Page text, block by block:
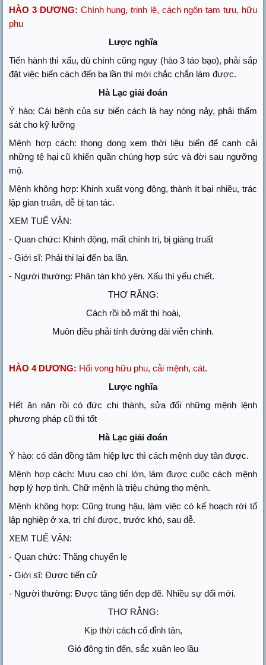
HÀO 3 DƯƠNG: Chính hung, trinh lệ, cách ngôn tam tựu, hữu
phu
Lược nghĩa
Tiến hành thì xấu, dù chính cũng nguy (hào 3 táo bạo), phải sắp
đặt việc biến cách đến ba lần thì mới chắc chắn làm được.
Hà Lạc giải đoán
Ý hào: Cái bệnh của sự biến cách là hay nóng nảy, phải thẩm
sát cho kỹ lưỡng
Mệnh hợp cách: thong dong xem thời liệu biến để canh cải
những tệ hại cũ khiến quần chúng hợp sức và đời sau ngưỡng
mộ.
Mệnh không hợp: Khinh xuất vọng động, thành ít bại nhiều, trác
lập gian truân, dễ bị tan tác.
XEM TUẾ VẬN:
- Quan chức: Khinh động, mất chính trị, bị giáng truất
- Giới sĩ: Phải thi lại đến ba lần.
- Người thường: Phân tán khó yên. Xấu thì yểu chiết.
THƠ RẰNG:
Cách rồi bỏ mất thì hoài,
Muôn điều phải tính đường dài viễn chinh.
HÀO 4 DƯƠNG: Hối vong hữu phu, cải mệnh, cát.
Lược nghĩa
Hết ăn năn rồi có đức chi thành, sửa đổi những mệnh lệnh
phương pháp cũ thì tốt
Hà Lạc giải đoán
Ý hào: có dân đồng tâm hiệp lực thì cách mệnh duy tân được.
Mệnh hợp cách: Mưu cao chí lớn, làm được cuộc cách mệnh
hợp lý hợp tình. Chữ mệnh là triệu chứng thọ mệnh.
Mệnh không hợp: Cũng trung hậu, làm việc có kế hoạch rời tổ
lập nghiệp ở xa, trì chí được, trước khó, sau dễ.
XEM TUẾ VẬN:
- Quan chức: Thăng chuyển lẹ
- Giới sĩ: Được tiến cử
- Người thường: Được tăng tiến đẹp đẽ. Nhiều sự đổi mới.
THƠ RẰNG:
Kịp thời cách cố đỉnh tân,
Gió đông tin đến, sắc xuân leo lầu